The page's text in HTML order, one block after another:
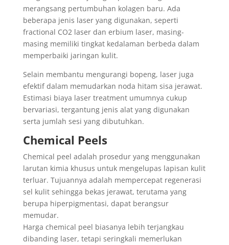
merangsang pertumbuhan kolagen baru. Ada
beberapa jenis laser yang digunakan, seperti
fractional CO2 laser dan erbium laser, masing-
masing memiliki tingkat kedalaman berbeda dalam
memperbaiki jaringan kulit.
Selain membantu mengurangi bopeng, laser juga
efektif dalam memudarkan noda hitam sisa jerawat.
Estimasi biaya laser treatment umumnya cukup
bervariasi, tergantung jenis alat yang digunakan
serta jumlah sesi yang dibutuhkan.
Chemical Peels
Chemical peel adalah prosedur yang menggunakan
larutan kimia khusus untuk mengelupas lapisan kulit
terluar. Tujuannya adalah mempercepat regenerasi
sel kulit sehingga bekas jerawat, terutama yang
berupa hiperpigmentasi, dapat berangsur
memudar.
Harga chemical peel biasanya lebih terjangkau
dibanding laser, tetapi seringkali memerlukan